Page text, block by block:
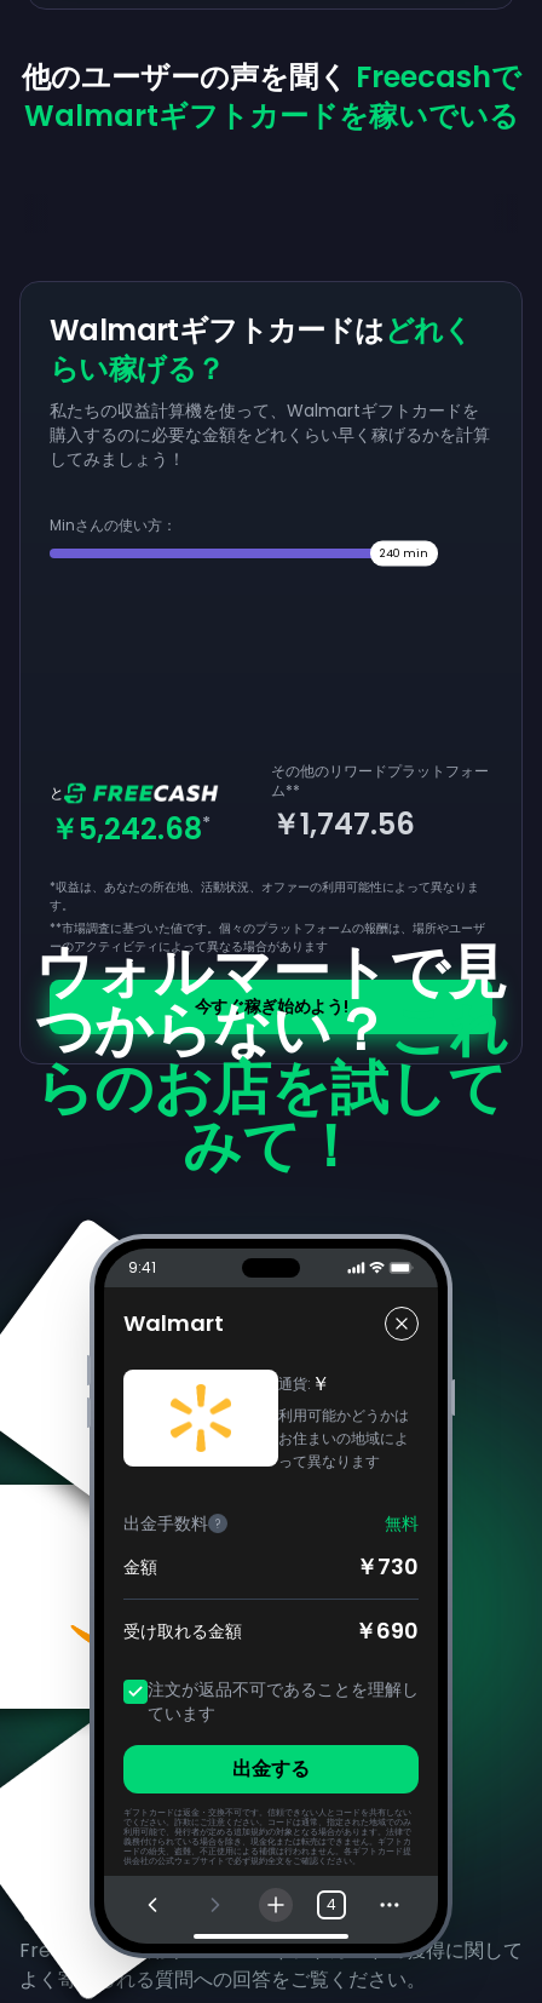
他のユーザーの声を聞く Freecashで
Walmartギフトカードを稼いでいる
Walmartギフトカードはどれく
らい稼げる？
私たちの収益計算機を使って、Walmartギフトカードを
購入するのに必要な金額をどれくらい早く稼げるかを計算
してみましょう！
Minさんの使い方：
240 min
と
￥5,242.68*
その他のリワードプラットフォー
ム**
￥1,747.56
*収益は、あなたの所在地、活動状況、オファーの利用可能性によって異なりま
す。
**市場調査に基づいた値です。個々のプラットフォームの報酬は、場所やユーザ
ーのアクティビティによって異なる場合があります
今すぐ稼ぎ始めよう!
ウォルマートで見
つからない？これ
らのお店を試して
みて！
9:41
Walmart
通貨: ￥
利用可能かどうかは
お住まいの地域によ
って異なります
出金手数料 ?
無料
金額
￥730
受け取れる金額 ￥690
注文が返品不可であることを理解し
ています
出金する
ギフトカードは返金・交換不可です。信頼できない人とコードを共有しない
でください。詐欺にご注意ください。コードは通常、指定された地域でのみ
利用可能で、発行者が定める追加規約の対象となる場合があります。法律で
義務付けられている場合を除き、現金化または転売はできません。ギフトカ
ードの紛失、盗難、不正使用による補償は行われません。各ギフトカード提
供会社の公式ウェブサイトで必ず規約全文をご確認ください。
4
よくある質問
Freecashの利用やWalmartギフトカードの獲得に関して
よく寄せられる質問への回答をご覧ください。